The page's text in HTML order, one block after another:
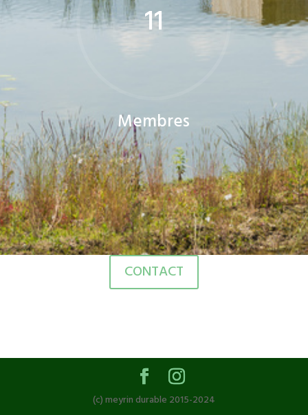
11
Membres
CONTACT
(c) meyrin durable 2015-2024